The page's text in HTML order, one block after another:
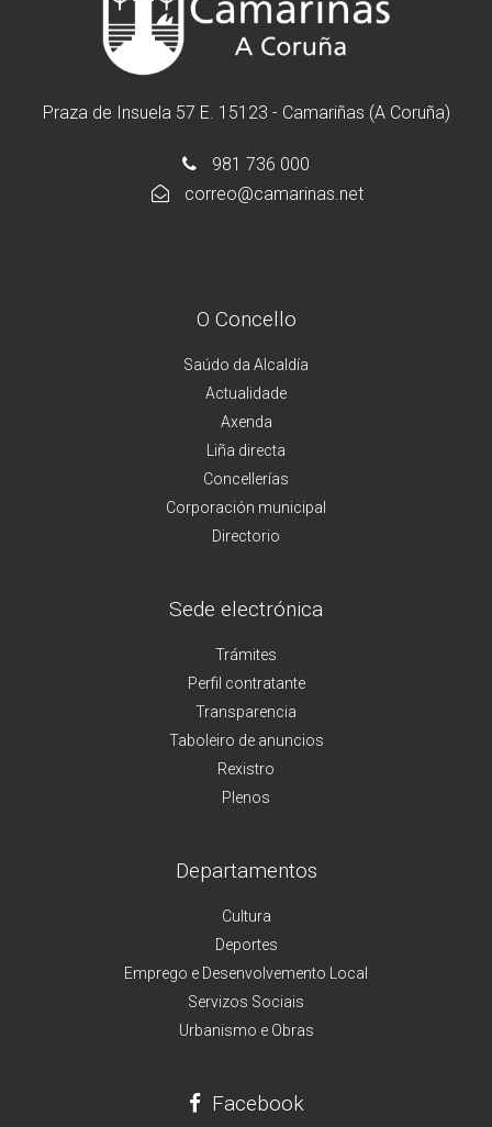
Praza de Insuela 57 E. 15123 - Camariñas (A Coruña)
981 736 000
correo@camarinas.net
O Concello
Saúdo da Alcaldía
Actualidade
Axenda
Liña directa
Concellerías
Corporación municipal
Directorio
Sede electrónica
Trámites
Perfil contratante
Transparencia
Taboleiro de anuncios
Rexistro
Plenos
Departamentos
Cultura
Deportes
Emprego e Desenvolvemento Local
Servizos Sociais
Urbanismo e Obras
Facebook